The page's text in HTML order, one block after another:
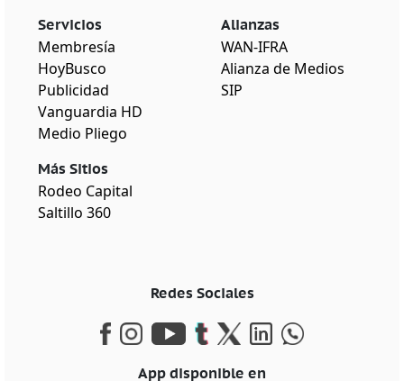
Servicios
Membresía
HoyBusco
Publicidad
Vanguardia HD
Medio Pliego
Más Sitios
Rodeo Capital
Saltillo 360
Alianzas
WAN-IFRA
Alianza de Medios
SIP
Redes Sociales
App disponible en